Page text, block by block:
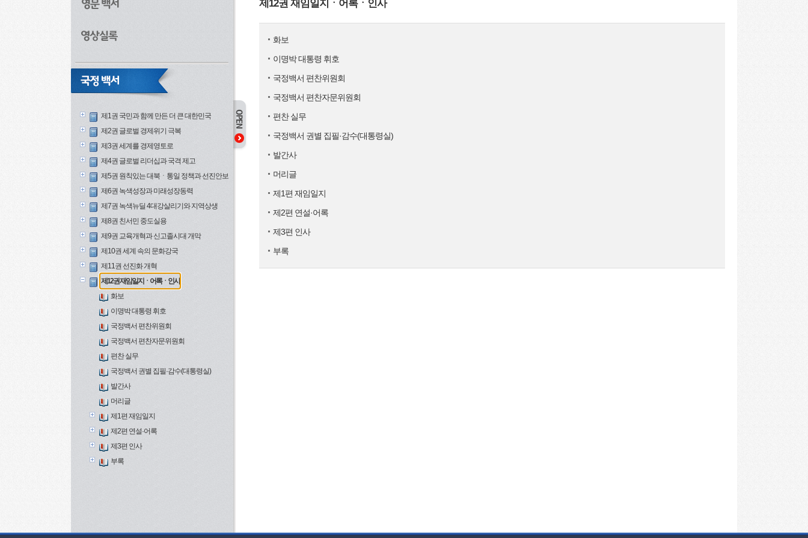
제1권 국민과 함께 만든 더 큰 대한민국
제2권 글로벌 경제위기 극복
제3권 세계를 경제영토로
제4권 글로벌 리더십과 국격 제고
제5권 원칙있는 대북ㆍ통일 정책과 선진안보
제6권 녹색성장과 미래성장동력
제7권 녹색뉴딜 4대강살리기와 지역상생
제8권 친서민 중도실용
제9권 교육개혁과 신고졸시대 개막
제10권 세계 속의 문화강국
제11권 선진화 개혁
제12권 재임일지ㆍ어록ㆍ인사
화보
이명박 대통령 휘호
국정백서 편찬위원회
국정백서 편찬자문위원회
편찬 실무
국정백서 권별 집필·감수(대통령실)
발간사
머리글
제1편 재임일지
제2편 연설·어록
제3편 인사
부록
제12권 재임일지ㆍ어록ㆍ인사
화보
이명박 대통령 휘호
국정백서 편찬위원회
국정백서 편찬자문위원회
편찬 실무
국정백서 권별 집필·감수(대통령실)
발간사
머리글
제1편 재임일지
제2편 연설·어록
제3편 인사
부록